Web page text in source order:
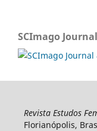
SCImago
Revista Estudos
Florianópolis,